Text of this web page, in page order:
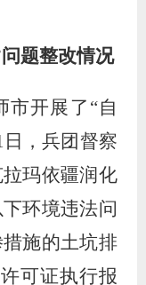
题整改情况
市开展了 “自
日，兵团督察
玛依疆润化
环境违法问
施的土坑排
可证执行报